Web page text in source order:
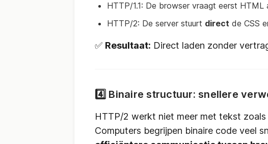
HTTP/1.1: De browser vraagt eerst HTML
HTTP/2: De server stuurt direct de CSS
✅ Resultaat: Direct laden zonder
4️⃣ Binaire structuur: snellere
HTTP/2 werkt niet meer met tekst zoals
Computers begrijpen binaire code veel